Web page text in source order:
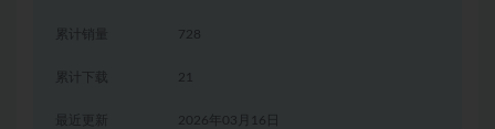
累计销量 728
累计下载 21
2026年03月16日